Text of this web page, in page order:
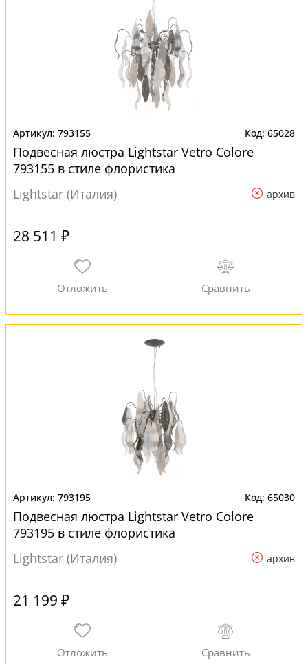
793155 65028
Подвесная люстра Lightstar Vetro Сolore
793155 в стиле флористика
Lightstar (Италия)
архив
28 511 ₽
793195 65030
Подвесная люстра Lightstar Vetro Сolore
793195 в стиле флористика
Lightstar (Италия)
архив
21 199 ₽